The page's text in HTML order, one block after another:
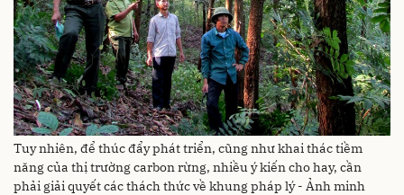
Tuy nhiên, để thúc đẩy phát triển, cũng như khai thác tiềm
năng của thị trường carbon rừng, nhiều ý kiến cho hay, cần
phải giải quyết các thách thức về khung pháp lý - Ảnh minh